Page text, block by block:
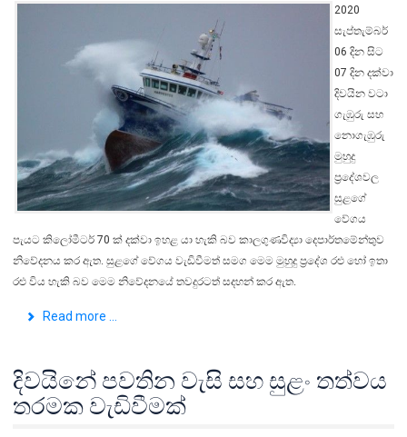
2020
සැප්තැම්බර්
06 දින සිට
07 දින දක්වා
දිවයින වටා
ගැඹුරු සහ
නොගැඹුරු
මුහුදු
ප්‍රදේශවල
සුළගේ
වේගය
පැයට කිලෝමීටර් 70 ක් දක්වා ඉහළ යා හැකි බව කාලගුණවිද්‍යා දෙපාර්තමේන්තුව
නිවේදනය කර ඇත. සුළගේ වේගය වැඩිවීමත් සමග මෙම මුහුදු ප්‍රදේශ රළු හෝ ඉතා
රළු විය හැකි බව මෙම නිවේදනයේ තවදුරටත් සදහන් කර ඇත.
Read more ...
දිවයිනේ පවතින වැසි සහ සුළං තත්වය
තරමක වැඩිවීමක්